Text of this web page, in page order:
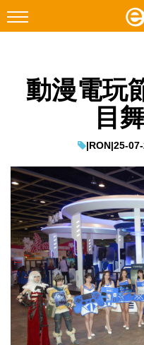
Facebook Instagram
遊戲動漫
教學評測
EduTech
IT Times
生成式AI與雲端應用
Enterprise Digital
動漫電玩
目
|RON|25-